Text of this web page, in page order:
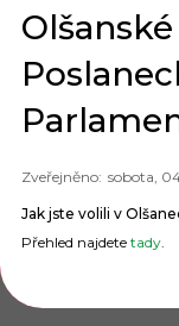
sobota,
Jak jste volili v
Přehled najdete tady.